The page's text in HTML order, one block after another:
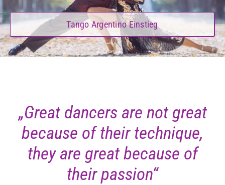
Tango Argentino Einstieg
„Great dancers are not great
because of their technique,
they are great because of
their passion“